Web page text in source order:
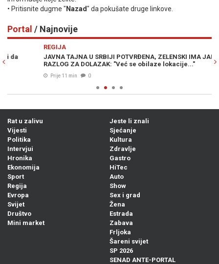
• Pritisnite dugme " Nazad" da pokušate druge linkove.
Portal / Najnovije
REGIJA
JAVNA TAJNA U SRBIJI POTVRĐENA, ZELENSKI IMA JAKO
RAZLOG ZA DOLAZAK: "Već se obilaze lokacije..."
Prije 11 min 0
Rat u zalivu
Vijesti
Politika
Intervjui
Hronika
Ekonomija
Sport
Regija
Evropa
Svijet
Društvo
Mini market
Jeste li znali
Sjećanje
Kultura
Zdravlje
Gastro
HiTec
Auto
Show
Sex i grad
Žena
Estrada
Zabava
Frljoka
Šareni svijet
SP 2026
SENAD ANTE-PORTAL